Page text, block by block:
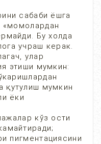
сабаби ёшга
«момолардан
Бу холда
учраш керак.
улар
этиши мумкин:
қутулиш мумкин
ёки
кўз ости
пигментациясини